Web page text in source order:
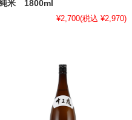
米 1800ml
¥2,700(税込 ¥2,970)